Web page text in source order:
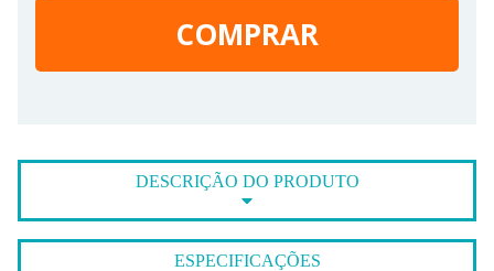
COMPRAR
DESCRIÇÃO DO PRODUTO
ESPECIFICAÇÕES